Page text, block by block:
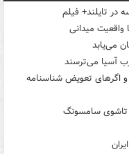
میدانی
می‌یابد
آسیا می‌ترسند
و اگرهای تعویض شناسنامه
سامسونگ